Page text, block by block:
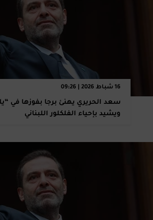
16 شباط 2026 | 09:26
سعد الحريري يهنئ برجا بفوزها في
ويشيد بإحياء الفلكلور اللبناني